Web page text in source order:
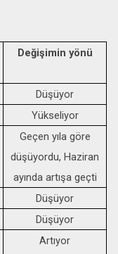
Değişimin yönü
Düşüyor
Yükseliyor
Geçen yıla göre
düşüyordu, Haziran
ayında artışa geçti
Düşüyor
Düşüyor
Artıyor